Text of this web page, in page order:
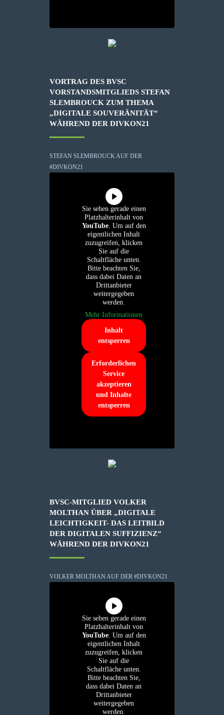
VORTRAG DES BVSC
VORSTANDSMITGLIEDS STEFAN
SLEMBROUCK ZUM THEMA
„DIGITALE SOUVERÄNITÄT“
WÄHREND DER DIVKON21
STEFAN SLEMBROUCK AUF DER
#DIVKON21
Sie sehen gerade einen
Platzhalterinhalt von
YouTube. Um auf den
eigentlichen Inhalt
zuzugreifen, klicken
Sie auf die
Schaltfläche unten.
Bitte beachten Sie,
dass dabei Daten an
Drittanbieter
weitergegeben
werden.
Mehr Informationen
Inhalt
entsperren
Erforderlichen
Service
akzeptieren
und Inhalte
entsperren
BVSC-MITGLIED VOLKER
MOLTHAN ÜBER „DIGITALE
LEICHTIGKEIT- DAS LEITBILD
DER DIGITALEN SUFFIZIENZ“
WÄHREND DER DIVKON21
VOLKER MOLTHAN AUF DER #DIVKON21
Sie sehen gerade einen
Platzhalterinhalt von
YouTube. Um auf den
eigentlichen Inhalt
zuzugreifen, klicken
Sie auf die
Schaltfläche unten.
Bitte beachten Sie,
dass dabei Daten an
Drittanbieter
weitergegeben
werden.